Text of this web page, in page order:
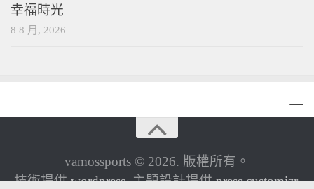
幸福時光
8 8 月, 2026
vamossports © 2026. 版權所有。
技術提供wordpress. 主題設計提供press customizr.